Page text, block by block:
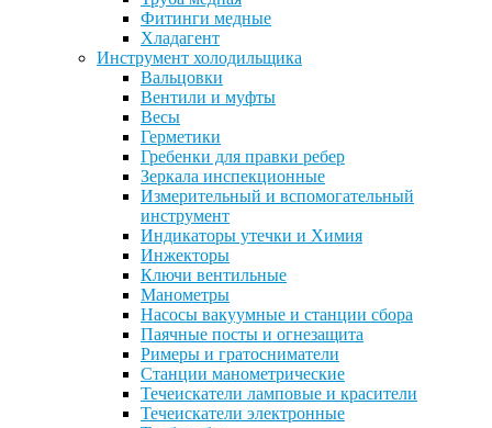
Фитинги медные
Хладагент
Инструмент холодильщика
Вальцовки
Вентили и муфты
Весы
Герметики
Гребенки для правки ребер
Зеркала инспекционные
Измерительный и вспомогательный
инструмент
Индикаторы утечки и Химия
Инжекторы
Ключи вентильные
Манометры
Насосы вакуумные и станции сбора
Паячные посты и огнезащита
Римеры и гратосниматели
Станции манометрические
Течеискатели ламповые и красители
Течеискатели электронные